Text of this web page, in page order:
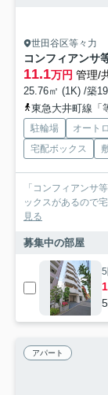
世田谷区等々力
コンフィアンサ
11.1万円 管理/
25.76㎡ (1K) /築
東急大井町線「
駐輪場 オート
宅配ボックス
「コンフィアンサ
ックスがあるので
見る
募集中の部屋
アパート